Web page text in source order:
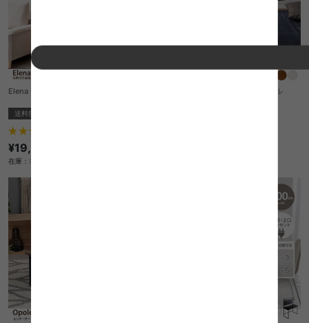
Elena 収納付姿見ドレッサー
送料無料
¥19,999
在庫：〇
【幅95cm:楕円形】 Ranua テーブル